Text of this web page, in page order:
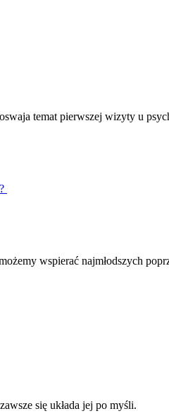
temat pierwszej wizyty u
wspierać najmłodszych
się układa jej po myśli.